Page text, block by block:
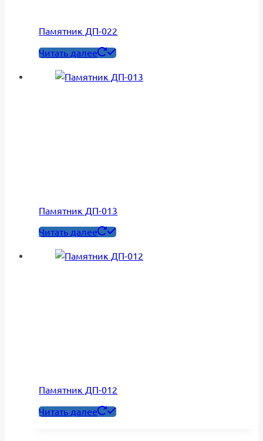
Памятник ДП-022
Читать далее
Памятник ДП-013
Читать далее
Памятник ДП-012
Читать далее